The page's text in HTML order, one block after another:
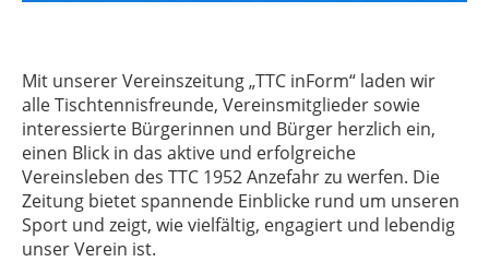
Mit unserer Vereinszeitung „TTC inForm“ laden wir
alle Tischtennisfreunde, Vereinsmitglieder sowie
interessierte Bürgerinnen und Bürger herzlich ein,
einen Blick in das aktive und erfolgreiche
Vereinsleben des TTC 1952 Anzefahr zu werfen. Die
Zeitung bietet spannende Einblicke rund um unseren
Sport und zeigt, wie vielfältig, engagiert und lebendig
unser Verein ist.